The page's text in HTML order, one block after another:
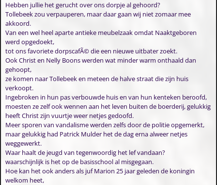
Hebben jullie het gerucht over ons dorpje al gehoord?
Tollebeek zou verpauperen, maar daar gaan wij niet zomaar mee
akkoord.
Van een wel heel aparte antieke meubelzaak omdat Naaktgeboren
werd opgedoekt,
tot ons favoriete dorpscafÃ© die een nieuwe uitbater zoekt.
Ook Christ en Nelly Boons werden wat minder warm onthaald dan
gehoopt,
ze komen naar Tollebeek en meteen de halve straat die zijn huis
verkoopt.
Ingebroken in hun pas verbouwde huis en van hun kenteken beroofd,
moesten ze zelf ook wennen aan het leven buiten de boerderij, gelukkig
heeft Christ zijn vuurtje weer netjes gedoofd.
Meer sporen van vandalisme werden zelfs door de politie opgemerkt,
maar gelukkig had Patrick Mulder het de dag erna alweer netjes
weggewerkt.
Waar haalt de jeugd van tegenwoordig het lef vandaan?
waarschijnlijk is het op de basisschool al misgegaan.
Hoe kan het ook anders als juf Marion 25 jaar geleden de koningin
welkom heet,